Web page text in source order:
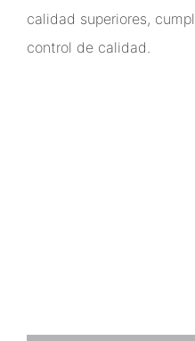
calidad superiores,
control de calidad.